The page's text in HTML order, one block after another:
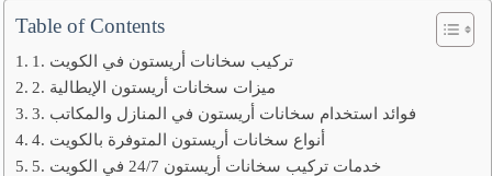
Table of Contents
1. تركيب سخانات أريستون في الكويت
2. ميزات سخانات أريستون الإيطالية
3. فوائد استخدام سخانات أريستون في المنازل والمكاتب
4. أنواع سخانات أريستون المتوفرة بالكويت
5. خدمات تركيب سخانات أريستون 24/7 في الكويت